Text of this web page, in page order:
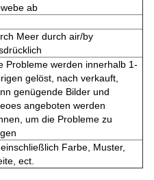
ab
Meer durch air/by
Probleme werden innerhalb 1-
gelöst, nach verkauft,
genügende Bilder und
angeboten werden
um die Probleme zu
Farbe, Muster,
ect.